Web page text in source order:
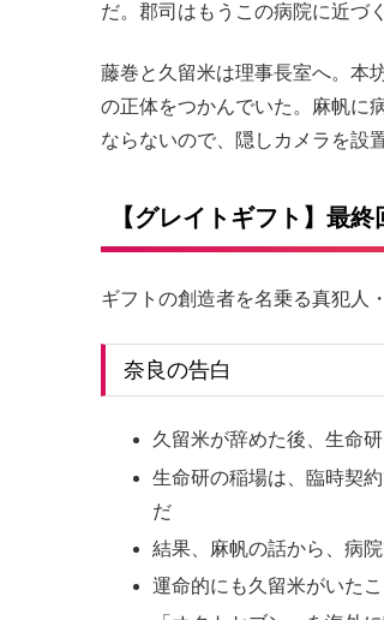
だ。郡司はもうこの病院に近づ
藤巻と久留米は理事長室へ。本
の正体をつかんでいた。麻帆に
ならないので、隠しカメラを設
【グレイトギフト】最
ギフトの創造者を名乗る真犯人
奈良の告白
久留米が辞めた後、生命
生命研の稲場は、臨時契
だ
結果、麻帆の話から、病
運命的にも久留米がいた